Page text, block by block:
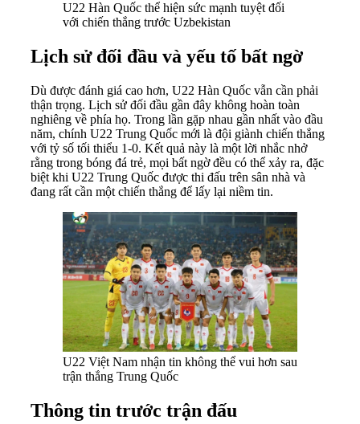
U22 Hàn Quốc thể hiện sức mạnh tuyệt đối
với chiến thắng trước Uzbekistan
Lịch sử đối đầu và yếu tố bất ngờ
Dù được đánh giá cao hơn, U22 Hàn Quốc vẫn cần phải
thận trọng. Lịch sử đối đầu gần đây không hoàn toàn
nghiêng về phía họ. Trong lần gặp nhau gần nhất vào đầu
năm, chính U22 Trung Quốc mới là đội giành chiến thắng
với tỷ số tối thiểu 1-0. Kết quả này là một lời nhắc nhở
rằng trong bóng đá trẻ, mọi bất ngờ đều có thể xảy ra, đặc
biệt khi U22 Trung Quốc được thi đấu trên sân nhà và
đang rất cần một chiến thắng để lấy lại niềm tin.
U22 Việt Nam nhận tin không thể vui hơn sau
trận thắng Trung Quốc
Thông tin trước trận đấu